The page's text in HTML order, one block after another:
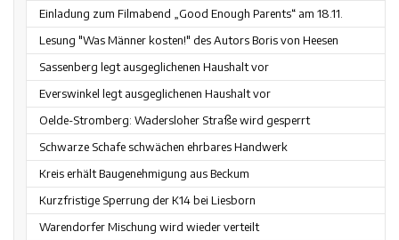
Einladung zum Filmabend „Good Enough Parents“ am 18.11.
Lesung "Was Männer kosten!" des Autors Boris von Heesen
Sassenberg legt ausgeglichenen Haushalt vor
Everswinkel legt ausgeglichenen Haushalt vor
Oelde-Stromberg: Wadersloher Straße wird gesperrt
Schwarze Schafe schwächen ehrbares Handwerk
Kreis erhält Baugenehmigung aus Beckum
Kurzfristige Sperrung der K14 bei Liesborn
Warendorfer Mischung wird wieder verteilt